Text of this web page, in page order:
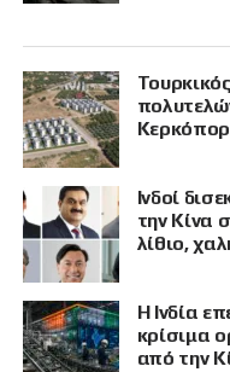
Ινδοί
την Κίνα
λίθιο,
Η Ινδία
κρίσιμα
από την